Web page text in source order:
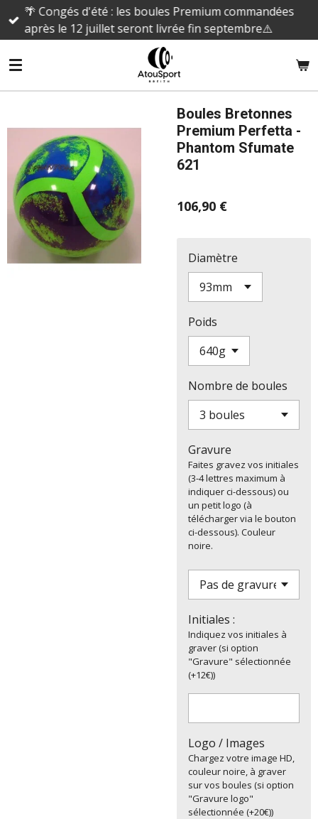
Passer
principal
🌴 Congés d'été : les boules Premium commandées
après le 12 juillet seront livrée fin septembre⚠️
Boules Bretonnes
Premium Perfetta -
Phantom Sfumate
621
106,90 €
Diamètre
Poids
Nombre de boules
Gravure
Faites gravez vos initiales
(3-4 lettres maximum à
indiquer ci-dessous) ou
un petit logo (à
télécharger via le bouton
ci-dessous). Couleur
noire.
Initiales :
Indiquez vos initiales à
graver (si option
"Gravure" sélectionnée
(+12€))
Logo / Images
Chargez votre image HD,
couleur noire, à graver
sur vos boules (si option
"Gravure logo"
sélectionnée (+20€))